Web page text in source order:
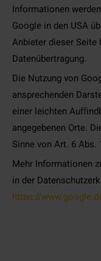
Informationen
Google in den USA
Anbieter dieser
Datenübertragung.
Die Nutzung von
ansprechenden
einer leichten
angegebenen Orte.
Sinne von Art. 6 Abs.
Mehr Informationen
in der
https://